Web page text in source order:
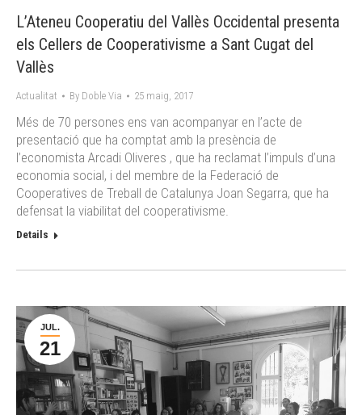
L’Ateneu Cooperatiu del Vallès Occidental presenta
els Cellers de Cooperativisme a Sant Cugat del
Vallès
Actualitat By Doble Via 25 maig, 2017
Més de 70 persones ens van acompanyar en l’acte de
presentació que ha comptat amb la presència de
l’economista Arcadi Oliveres , que ha reclamat l’impuls d’una
economia social, i del membre de la Federació de
Cooperatives de Treball de Catalunya Joan Segarra, que ha
defensat la viabilitat del cooperativisme.
Details
JUL.
21